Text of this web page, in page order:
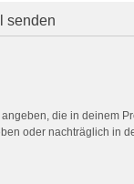
senden
die in deinem
oder nachträglich in